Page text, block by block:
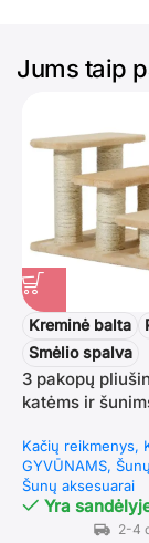
Jums taip
Kreminė balta
Smėlio spalva
3 pakopų
katėms ir
Kačių reikmenys
GYVŪNAMS
Šunų aksesuarai
Yra